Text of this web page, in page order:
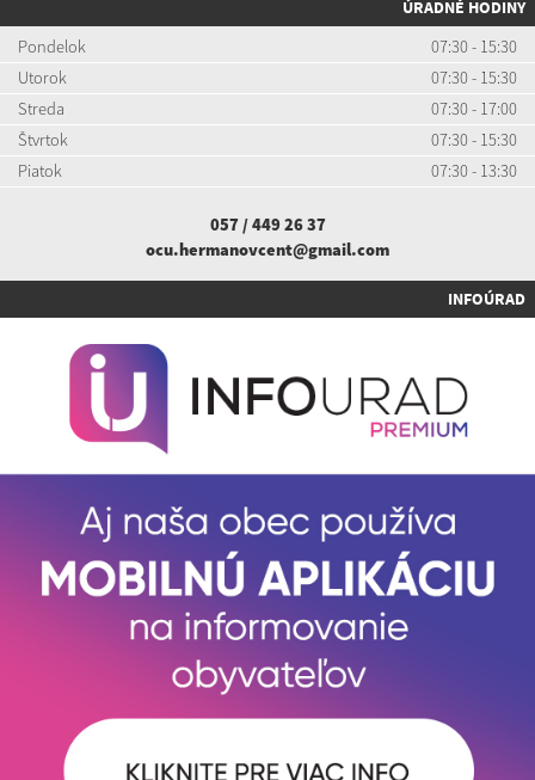
ÚRADNÉ HODINY
Pondelok
07:30 - 15:30
Utorok
07:30 - 15:30
Streda
07:30 - 17:00
Štvrtok
07:30 - 15:30
Piatok
07:30 - 13:30
057 / 449 26 37
ocu.hermanovcent@gmail.com
INFOÚRAD